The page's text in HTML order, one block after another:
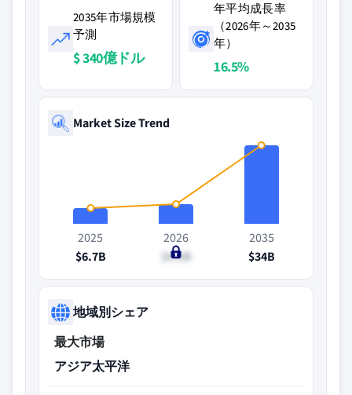
2035年市場規模
予測
$ 340億ドル
年平均成長率
（2026年～2035
年）
16.5%
Market Size Trend
2025
$6.7B
2026
$8.6B
2035
$34B
地域別シェア
最大市場
アジア太平洋